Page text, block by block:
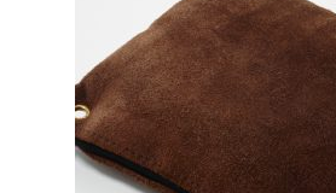
Framkallning – Digitalt
Framkallning – Analogt